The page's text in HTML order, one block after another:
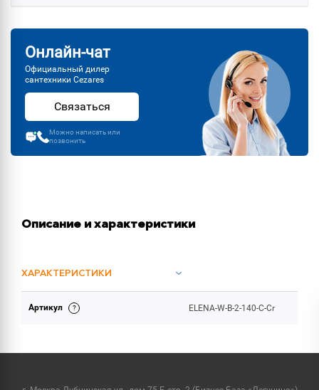
Онлайн-чат
Официальный дилер
сантехники Cezares
Связаться
Можно написать или
позвонить
Описание и характеристики
ХАРАКТЕРИСТИКИ
ОБЪЕМ ПОСТАВКИ
Артикул ELENA-W-B-2-140-C-Cr